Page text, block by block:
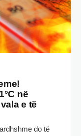
në
e të
do të